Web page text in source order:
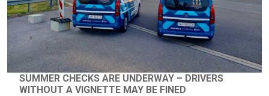
SUMMER CHECKS ARE UNDERWAY – DRIVERS
WITHOUT A VIGNETTE MAY BE FINED